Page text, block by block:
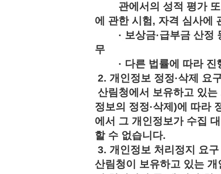
관에서의 성적 평가 또
에 관한 시험, 자격 심사에
· 보상금·급부금 산정
무
· 다른 법률에 따라 진
2. 개인정보 정정·삭제 요
산림청에서 보유하고 있
정보의 정정·삭제)에 따라
에서 그 개인정보가 수집
할 수 없습니다.
3. 개인정보 처리정지 요구
산림청이 보유하고 있는